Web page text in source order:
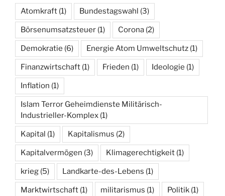
Atomkraft (1) Bundestagswahl (3)
Börsenumsatzsteuer (1) Corona (2)
Demokratie (6) Energie Atom Umweltschutz (1)
Finanzwirtschaft (1) Frieden (1) Ideologie (1)
Inflation (1)
Islam Terror Geheimdienste Militärisch-
Industrieller-Komplex (1)
Kapital (1) Kapitalismus (2)
Kapitalvermögen (3) Klimagerechtigkeit (1)
krieg (5) Landkarte-des-Lebens (1)
Marktwirtschaft (1) militarismus (1) Politik (1)